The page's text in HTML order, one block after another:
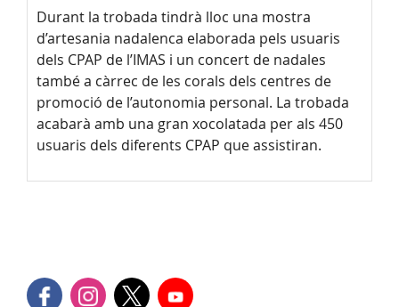
Durant la trobada tindrà lloc una mostra
d’artesania nadalenca elaborada pels usuaris
dels CPAP de l’IMAS i un concert de nadales
també a càrrec de les corals dels centres de
promoció de l’autonomia personal. La trobada
acabarà amb una gran xocolatada per als 450
usuaris dels diferents CPAP que assistiran.